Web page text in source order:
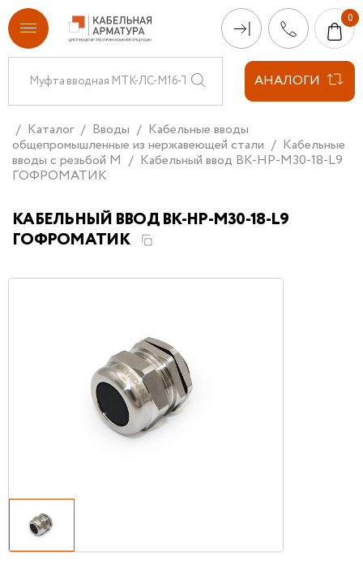
АНАЛОГИ
Каталог Вводы
Кабельные вводы
общепромышленные из нержавеющей стали
Кабельные
вводы с резьбой М
Кабельный ввод ВК-НР-М30-18-L9
ГОФРОМАТИК
КАБЕЛЬНЫЙ ВВОД ВК-НР-М30-18-L9
ГОФРОМАТИК